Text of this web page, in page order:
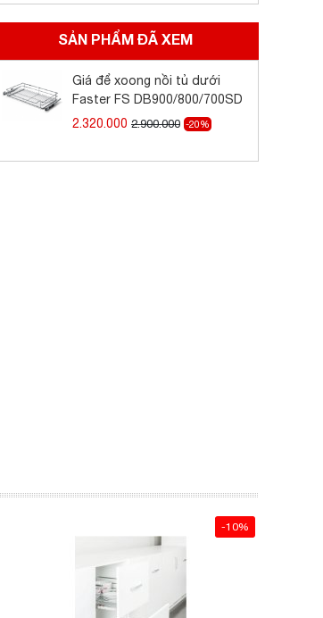
SẢN PHẨM ĐÃ XEM
Giá để xoong nồi tủ dưới
Faster FS DB900/800/700SD
2.320.000 2.900.000 -20%
-10%